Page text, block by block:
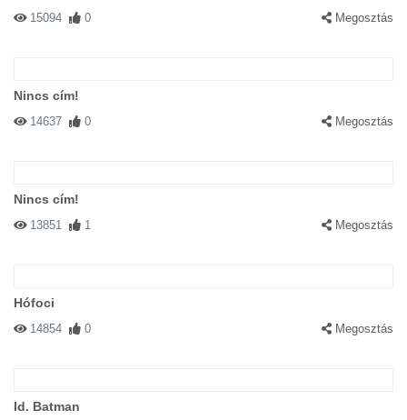
15094 0 Megosztás
Nincs cím!
14637 0 Megosztás
Nincs cím!
13851 1 Megosztás
Hófoci
14854 0 Megosztás
Id. Batman